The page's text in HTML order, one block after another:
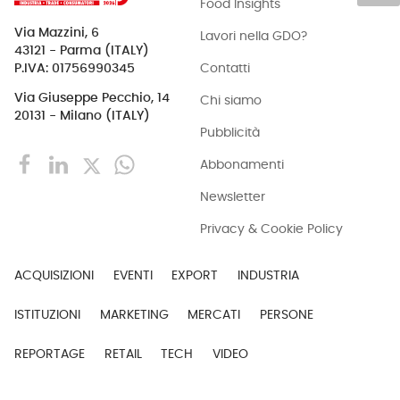
Via Mazzini, 6
43121 - Parma (ITALY)
P.IVA: 01756990345
Via Giuseppe Pecchio, 14
20131 - Milano (ITALY)
Food Insights
Lavori nella GDO?
Contatti
Chi siamo
Pubblicità
Abbonamenti
Newsletter
Privacy & Cookie Policy
ACQUISIZIONI EVENTI EXPORT INDUSTRIA
ISTITUZIONI MARKETING MERCATI PERSONE
REPORTAGE RETAIL TECH VIDEO